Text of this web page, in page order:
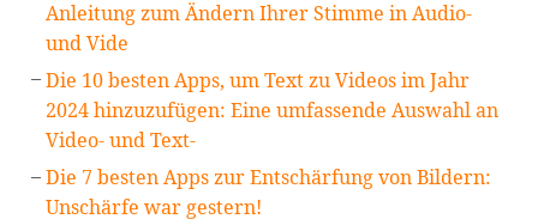
Anleitung zum Ändern Ihrer Stimme in Audio-
und Vide
Die 10 besten Apps, um Text zu Videos im Jahr
2024 hinzuzufügen: Eine umfassende Auswahl an
Video- und Text-
Die 7 besten Apps zur Entschärfung von Bildern:
Unschärfe war gestern!